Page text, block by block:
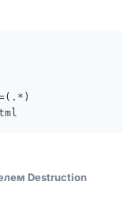
Destruction